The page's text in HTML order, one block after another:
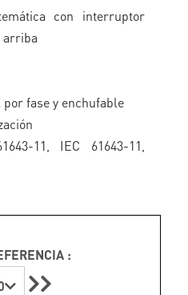
con interruptor
arriba
fase y enchufable
11, IEC 61643-11,
: